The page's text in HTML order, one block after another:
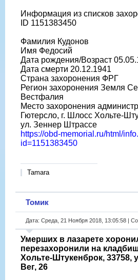
Информация из списков
ID 1151383450
Фамилия Кудонов
Имя Федосий
Дата рождения/Возраст
Дата смерти 20.12.1941
Страна захоронения ФРГ
Регион захоронения Земля
Вестфалия
Место захоронения
Гютерсло, г. Шлосс Хольте-
ул. Зеннер Штрассе
https://obd-memorial.ru/html/
id=1151383450
Tamara
Томик
Дата: Среда, 21 Ноября 2018, 13:05:58 |
Умерших в лазарете
перезахоронили на
Хольте-Штукенброк, 33758,
Вег, 26